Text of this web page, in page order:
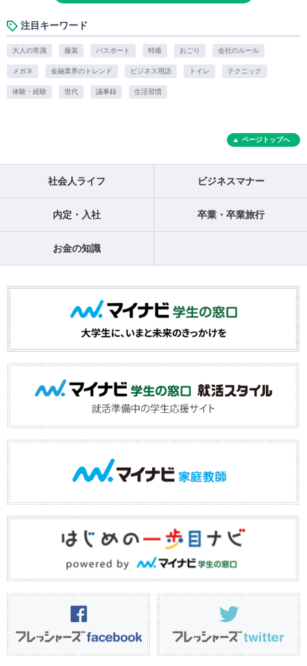
注目キーワード
大人の常識 服装 パスポート 特撮 おごり 会社のルール
メガネ 金融業界のトレンド ビジネス用語 トイレ テクニック
体験・経験 世代 議事録 生活習慣
ページトップへ
社会人ライフ ビジネスマナー
内定・入社 卒業・卒業旅行
お金の知識